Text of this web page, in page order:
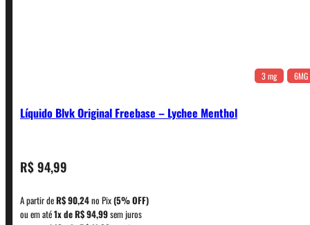
3 mg 6MG
Líquido Blvk Original Freebase – Lychee Menthol
R$94,99
A partir deR$90,24no Pix(5% OFF)
ou em até1x deR$94,99sem juros
CONTATO
WhatsApp: (11) 5229-0120